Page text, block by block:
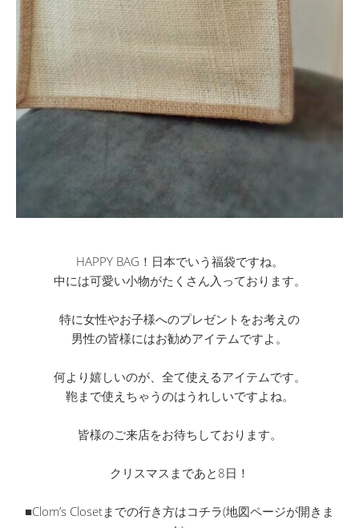
HAPPY BAG！日本でいう福袋ですね。
中には可愛い小物がたくさん入っております。
特に女性やお子様へのプレゼントをお考えの
男性の皆様にはお勧めアイテムですよ。
何より嬉しいのが、全て使えるアイテムです。
鞄まで使えちゃうのはうれしいですよね。
皆様のご来店をお待ちしております。
クリスマスまであと8日！
■Clom’s Closetまでの行き方はコチラ(地図ページが開きま